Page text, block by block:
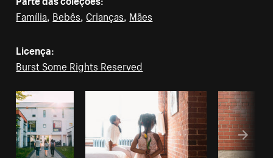
Família, Bebês, Crianças, Mães
Licença:
Burst Some Rights Reserved